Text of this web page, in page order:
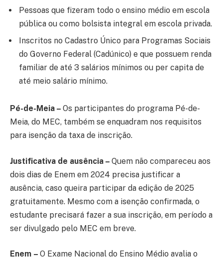
Pessoas que fizeram todo o ensino médio em escola
pública ou como bolsista integral em escola privada.
Inscritos no Cadastro Único para Programas Sociais
do Governo Federal (Cadúnico) e que possuem renda
familiar de até 3 salários mínimos ou per capita de
até meio salário mínimo.
Pé-de-Meia – Os participantes do programa Pé-de-
Meia, do MEC, também se enquadram nos requisitos
para isenção da taxa de inscrição.
Justificativa de ausência – Quem não compareceu aos
dois dias de Enem em 2024 precisa justificar a
ausência, caso queira participar da edição de 2025
gratuitamente. Mesmo com a isenção confirmada, o
estudante precisará fazer a sua inscrição, em período a
ser divulgado pelo MEC em breve.
Enem – O Exame Nacional do Ensino Médio avalia o